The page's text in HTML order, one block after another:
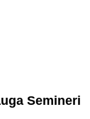
Semineri